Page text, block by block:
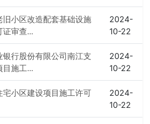
小区改造配套基础设施
审查...
2024-
10-22
行股份有限公司南江支
施工...
2024-
10-22
小区建设项目施工许可
2024-
10-22